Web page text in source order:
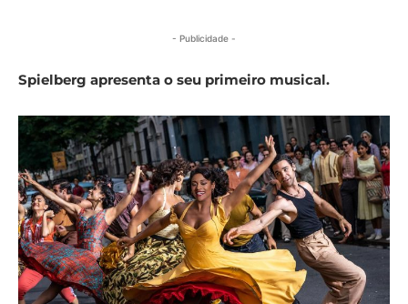
- Publicidade -
Spielberg apresenta o seu primeiro musical.